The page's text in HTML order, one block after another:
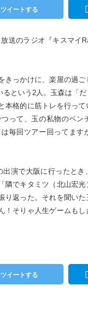
ツイートする
送のラジオ『キスマイ
きっかけに、楽屋の過
という2人。玉森は「
本格的に筋トレを行っ
って、玉の私物のベン
毎回ツアー回ってます
演で大阪に行ったとき
隣でキタミツ（北山宏
り返った。それを聞い
！そりゃ人生ゲームも
ツイートする